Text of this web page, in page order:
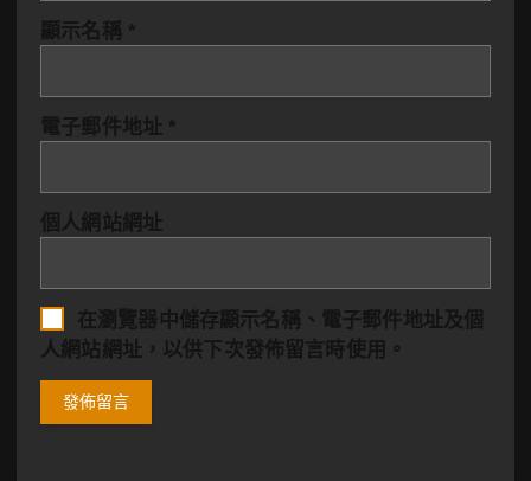
顯示名稱 *
電子郵件地址 *
個人網站網址
在瀏覽器 中儲存顯示名稱、電子郵件地址及個
人網站網址，以供下次發佈留言時使用。